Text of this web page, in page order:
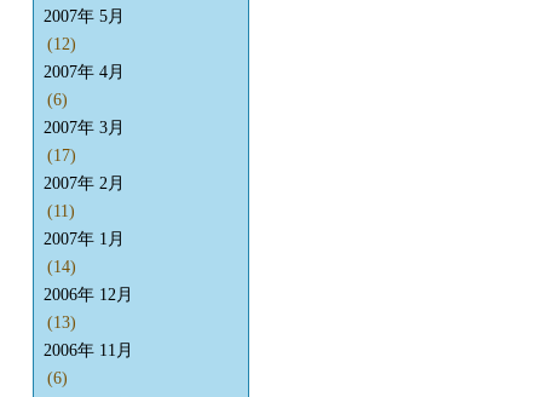
2007年 5月
(12)
2007年 4月
(6)
2007年 3月
(17)
2007年 2月
(11)
2007年 1月
(14)
2006年 12月
(13)
2006年 11月
(6)